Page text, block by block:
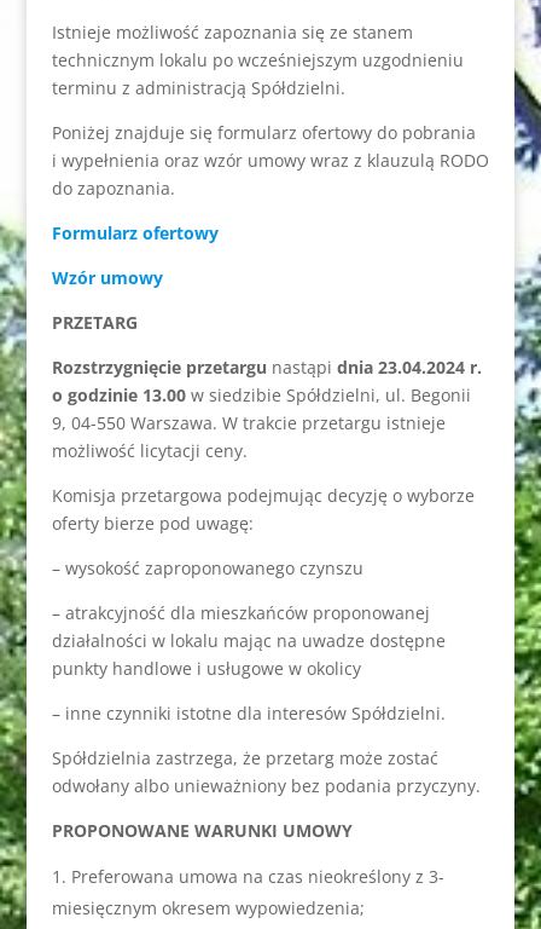
Istnieje możliwość zapoznania się ze stanem
technicznym lokalu po wcześniejszym uzgodnieniu
terminu z administracją Spółdzielni.
Poniżej znajduje się formularz ofertowy do pobrania
i wypełnienia oraz wzór umowy wraz z klauzulą RODO
do zapoznania.
Formularz ofertowy
Wzór umowy
PRZETARG
Rozstrzygnięcie przetargu nastąpi dnia 23.04.2024 r.
o godzinie 13.00 w siedzibie Spółdzielni, ul. Begonii
9, 04-550 Warszawa. W trakcie przetargu istnieje
możliwość licytacji ceny.
Komisja przetargowa podejmując decyzję o wyborze
oferty bierze pod uwagę:
– wysokość zaproponowanego czynszu
– atrakcyjność dla mieszkańców proponowanej
działalności w lokalu mając na uwadze dostępne
punkty handlowe i usługowe w okolicy
– inne czynniki istotne dla interesów Spółdzielni.
Spółdzielnia zastrzega, że przetarg może zostać
odwołany albo unieważniony bez podania przyczyny.
PROPONOWANE WARUNKI UMOWY
Preferowana umowa na czas nieokreślony z 3-
miesięcznym okresem wypowiedzenia;